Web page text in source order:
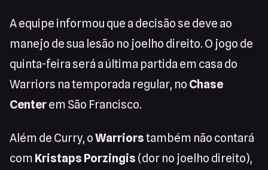
A equipe informou que a decisão se deve ao
manejo de sua lesão no joelho direito. O jogo de
quinta-feira será a última partida em casa do
Warriors na temporada regular, no Chase
Centerem São Francisco.
Além de Curry, oWarriorstambém não contará
com Kristaps Porzingis (dor no joelho direito),